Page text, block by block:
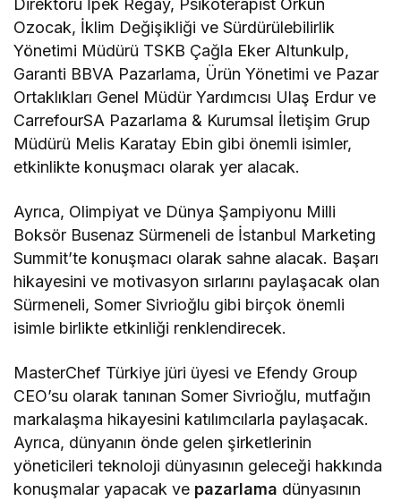
Ozocak, İklim Değişikliği ve Sürdürülebilirlik
Yönetimi Müdürü TSKB Çağla Eker Altunkulp,
Garanti BBVA Pazarlama, Ürün Yönetimi ve Pazar
Ortaklıkları Genel Müdür Yardımcısı Ulaş Erdur ve
CarrefourSA Pazarlama & Kurumsal İletişim Grup
Müdürü Melis Karatay Ebin gibi önemli isimler,
etkinlikte konuşmacı olarak yer alacak.
Ayrıca, Olimpiyat ve Dünya Şampiyonu Milli
Boksör Busenaz Sürmeneli de İstanbul Marketing
Summit’te konuşmacı olarak sahne alacak. Başarı
hikayesini ve motivasyon sırlarını paylaşacak olan
Sürmeneli, Somer Sivrioğlu gibi birçok önemli
isimle birlikte etkinliği renklendirecek.
MasterChef Türkiye jüri üyesi ve Efendy Group
CEO’su olarak tanınan Somer Sivrioğlu, mutfağın
markalaşma hikayesini katılımcılarla paylaşacak.
Ayrıca, dünyanın önde gelen şirketlerinin
yöneticileri teknoloji dünyasının geleceği hakkında
konuşmalar yapacak ve pazarlama dünyasının